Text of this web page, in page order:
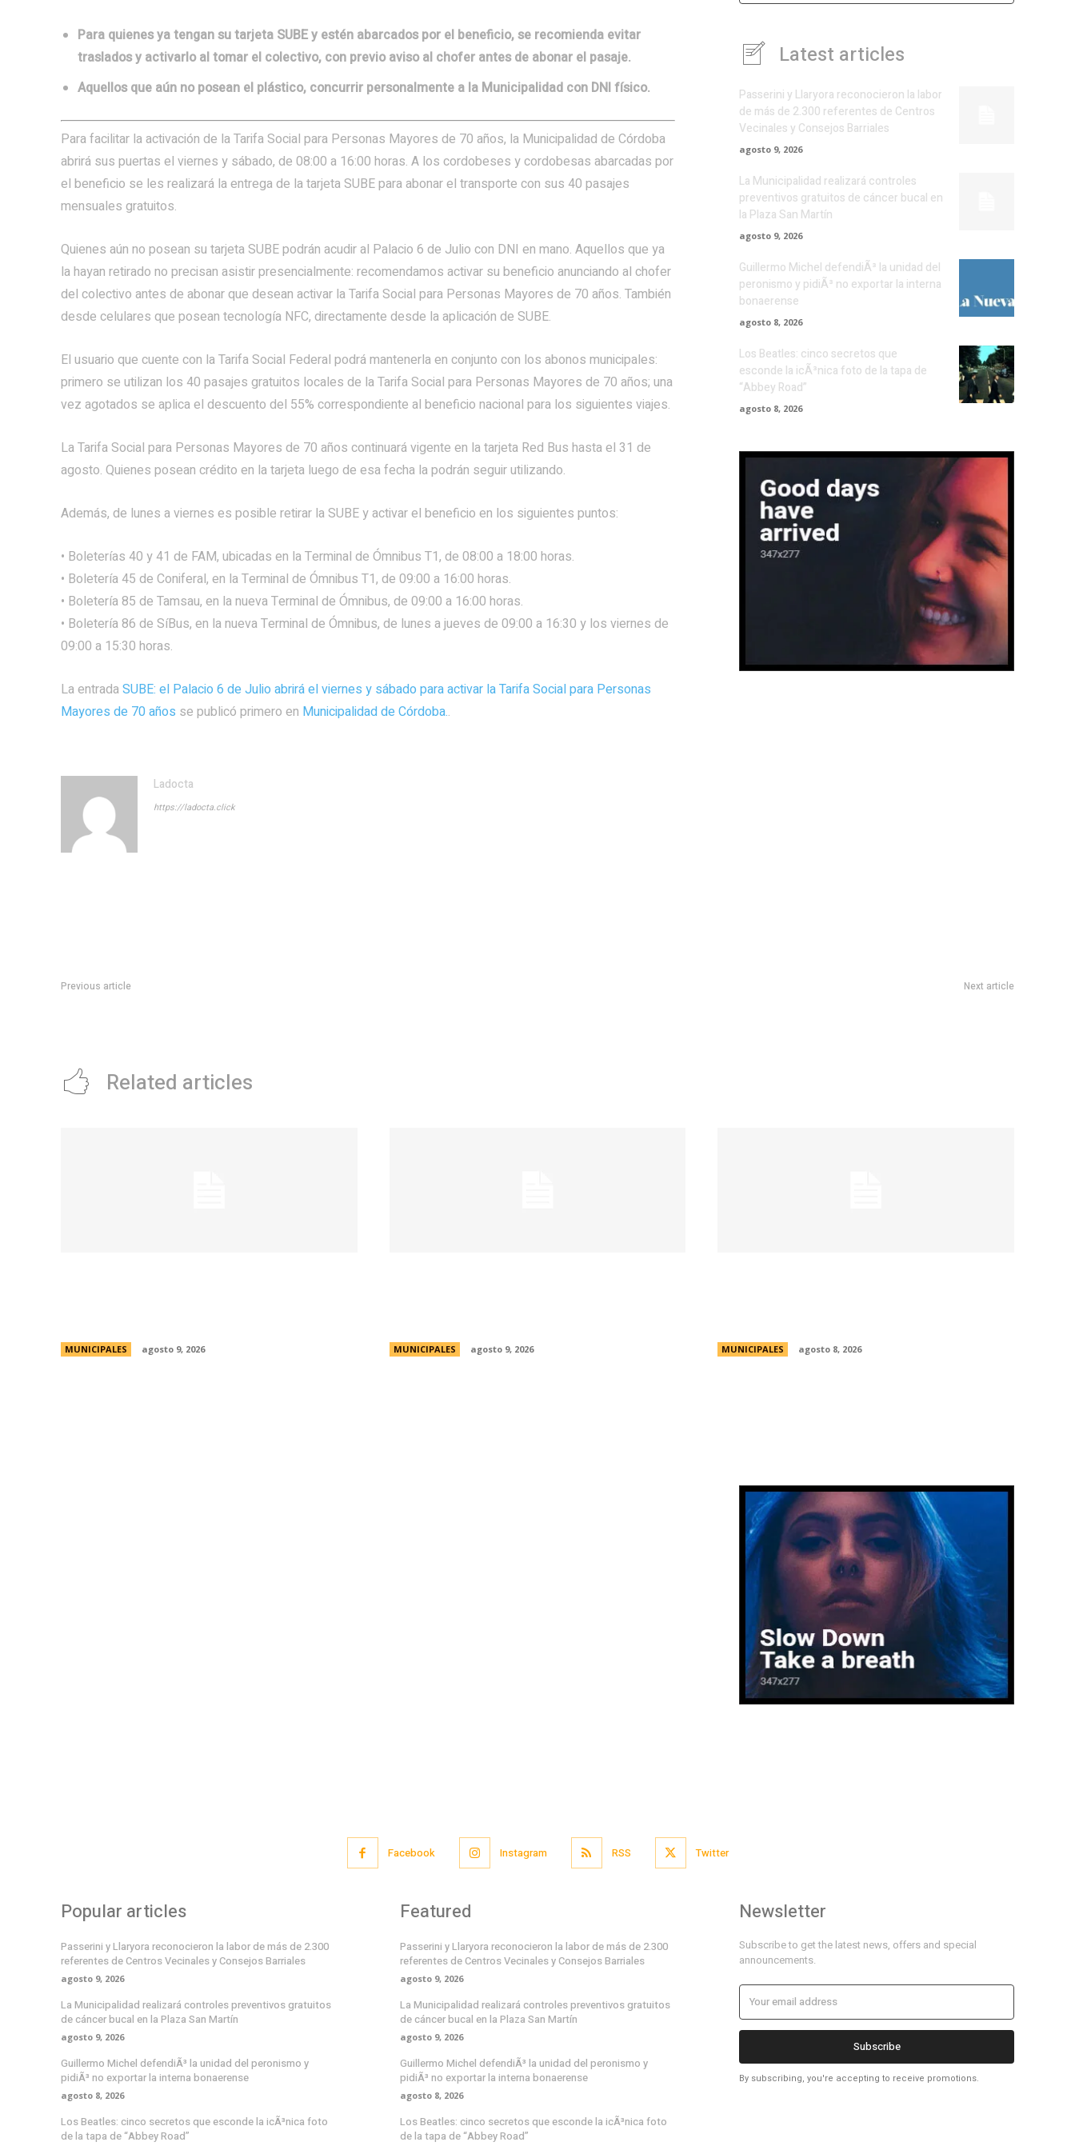
Para quienes ya tengan su tarjeta SUBE y estén abarcados por el beneficio, se recomienda evitar
traslados y activarlo al tomar el colectivo, con previo aviso al chofer antes de abonar el pasaje.
Aquellos que aún no posean el plástico, concurrir personalmente a la Municipalidad con DNI físico.
Para facilitar la activación de la Tarifa Social para Personas Mayores de 70 años, la Municipalidad de Córdoba
abrirá sus puertas el viernes y sábado, de 08:00 a 16:00 horas. A los cordobeses y cordobesas abarcadas por
el beneficio se les realizará la entrega de la tarjeta SUBE para abonar el transporte con sus 40 pasajes
mensuales gratuitos.
Quienes aún no posean su tarjeta SUBE podrán acudir al Palacio 6 de Julio con DNI en mano. Aquellos que ya
la hayan retirado no precisan asistir presencialmente: recomendamos activar su beneficio anunciando al chofer
del colectivo antes de abonar que desean activar la Tarifa Social para Personas Mayores de 70 años. También
desde celulares que posean tecnología NFC, directamente desde la aplicación de SUBE.
El usuario que cuente con la Tarifa Social Federal podrá mantenerla en conjunto con los abonos municipales:
primero se utilizan los 40 pasajes gratuitos locales de la Tarifa Social para Personas Mayores de 70 años; una
vez agotados se aplica el descuento del 55% correspondiente al beneficio nacional para los siguientes viajes.
La Tarifa Social para Personas Mayores de 70 años continuará vigente en la tarjeta Red Bus hasta el 31 de
agosto. Quienes posean crédito en la tarjeta luego de esa fecha la podrán seguir utilizando.
Además, de lunes a viernes es posible retirar la SUBE y activar el beneficio en los siguientes puntos:
• Boleterías 40 y 41 de FAM, ubicadas en la Terminal de Ómnibus T1, de 08:00 a 18:00 horas.
• Boletería 45 de Coniferal, en la Terminal de Ómnibus T1, de 09:00 a 16:00 horas.
• Boletería 85 de Tamsau, en la nueva Terminal de Ómnibus, de 09:00 a 16:00 horas.
• Boletería 86 de SíBus, en la nueva Terminal de Ómnibus, de lunes a jueves de 09:00 a 16:30 y los viernes de
09:00 a 15:30 horas.
La entradaSUBE: el Palacio 6 de Julio abrirá el viernes y sábado para activar la Tarifa Social para Personas
Mayores de 70 años se publicó primero en Municipalidad de Córdoba..
Ladocta
https://ladocta.click
Latest articles
Passerini y Llaryora reconocieron la labor
de más de 2.300 referentes de Centros
Vecinales y Consejos Barriales
agosto 9, 2026
La Municipalidad realizará controles
preventivos gratuitos de cáncer bucal en
la Plaza San Martín
agosto 9, 2026
Guillermo Michel defendiÃ³ la unidad del
peronismo y pidiÃ³ no exportar la interna
bonaerense
agosto 8, 2026
Los Beatles: cinco secretos que
esconde la icÃ³nica foto de la tapa de
“Abbey Road”
agosto 8, 2026
Previous article Next article
Related articles
MUNICIPALES agosto 9, 2026 MUNICIPALES agosto 9, 2026 MUNICIPALES agosto 8, 2026
Facebook Instagram RSS Twitter
Popular articles
Passerini y Llaryora reconocieron la labor de más de 2.300
referentes de Centros Vecinales y Consejos Barriales
agosto 9, 2026
La Municipalidad realizará controles preventivos gratuitos
de cáncer bucal en la Plaza San Martín
agosto 9, 2026
Guillermo Michel defendiÃ³ la unidad del peronismo y
pidiÃ³ no exportar la interna bonaerense
agosto 8, 2026
Los Beatles: cinco secretos que esconde la icÃ³nica foto
de la tapa de “Abbey Road”
Featured
Passerini y Llaryora reconocieron la labor de más de 2.300
referentes de Centros Vecinales y Consejos Barriales
agosto 9, 2026
La Municipalidad realizará controles preventivos gratuitos
de cáncer bucal en la Plaza San Martín
agosto 9, 2026
Guillermo Michel defendiÃ³ la unidad del peronismo y
pidiÃ³ no exportar la interna bonaerense
agosto 8, 2026
Los Beatles: cinco secretos que esconde la icÃ³nica foto
de la tapa de “Abbey Road”
Newsletter
Subscribe to get the latest news, offers and special
announcements.
Subscribe
By subscribing, you're accepting to receive promotions.